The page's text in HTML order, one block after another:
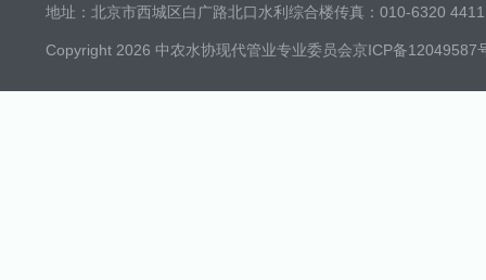
地址：北京市西城区白广路北口水利综合楼传真：010-6320
Copyright 2026 中农水协现代管业专业委员会京ICP备12049587